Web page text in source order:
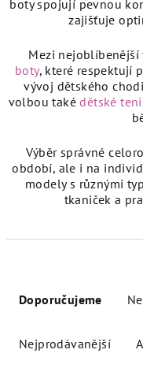
boty spojují pevnou
zajišťuje
Mezi nejoblíbenější
boty,které respektují
vývoj dětského
volbou takédětské
Výběr správné
období, ale i na
modely s různými
tkaniček a
Doporučujeme
Nejprodávanější